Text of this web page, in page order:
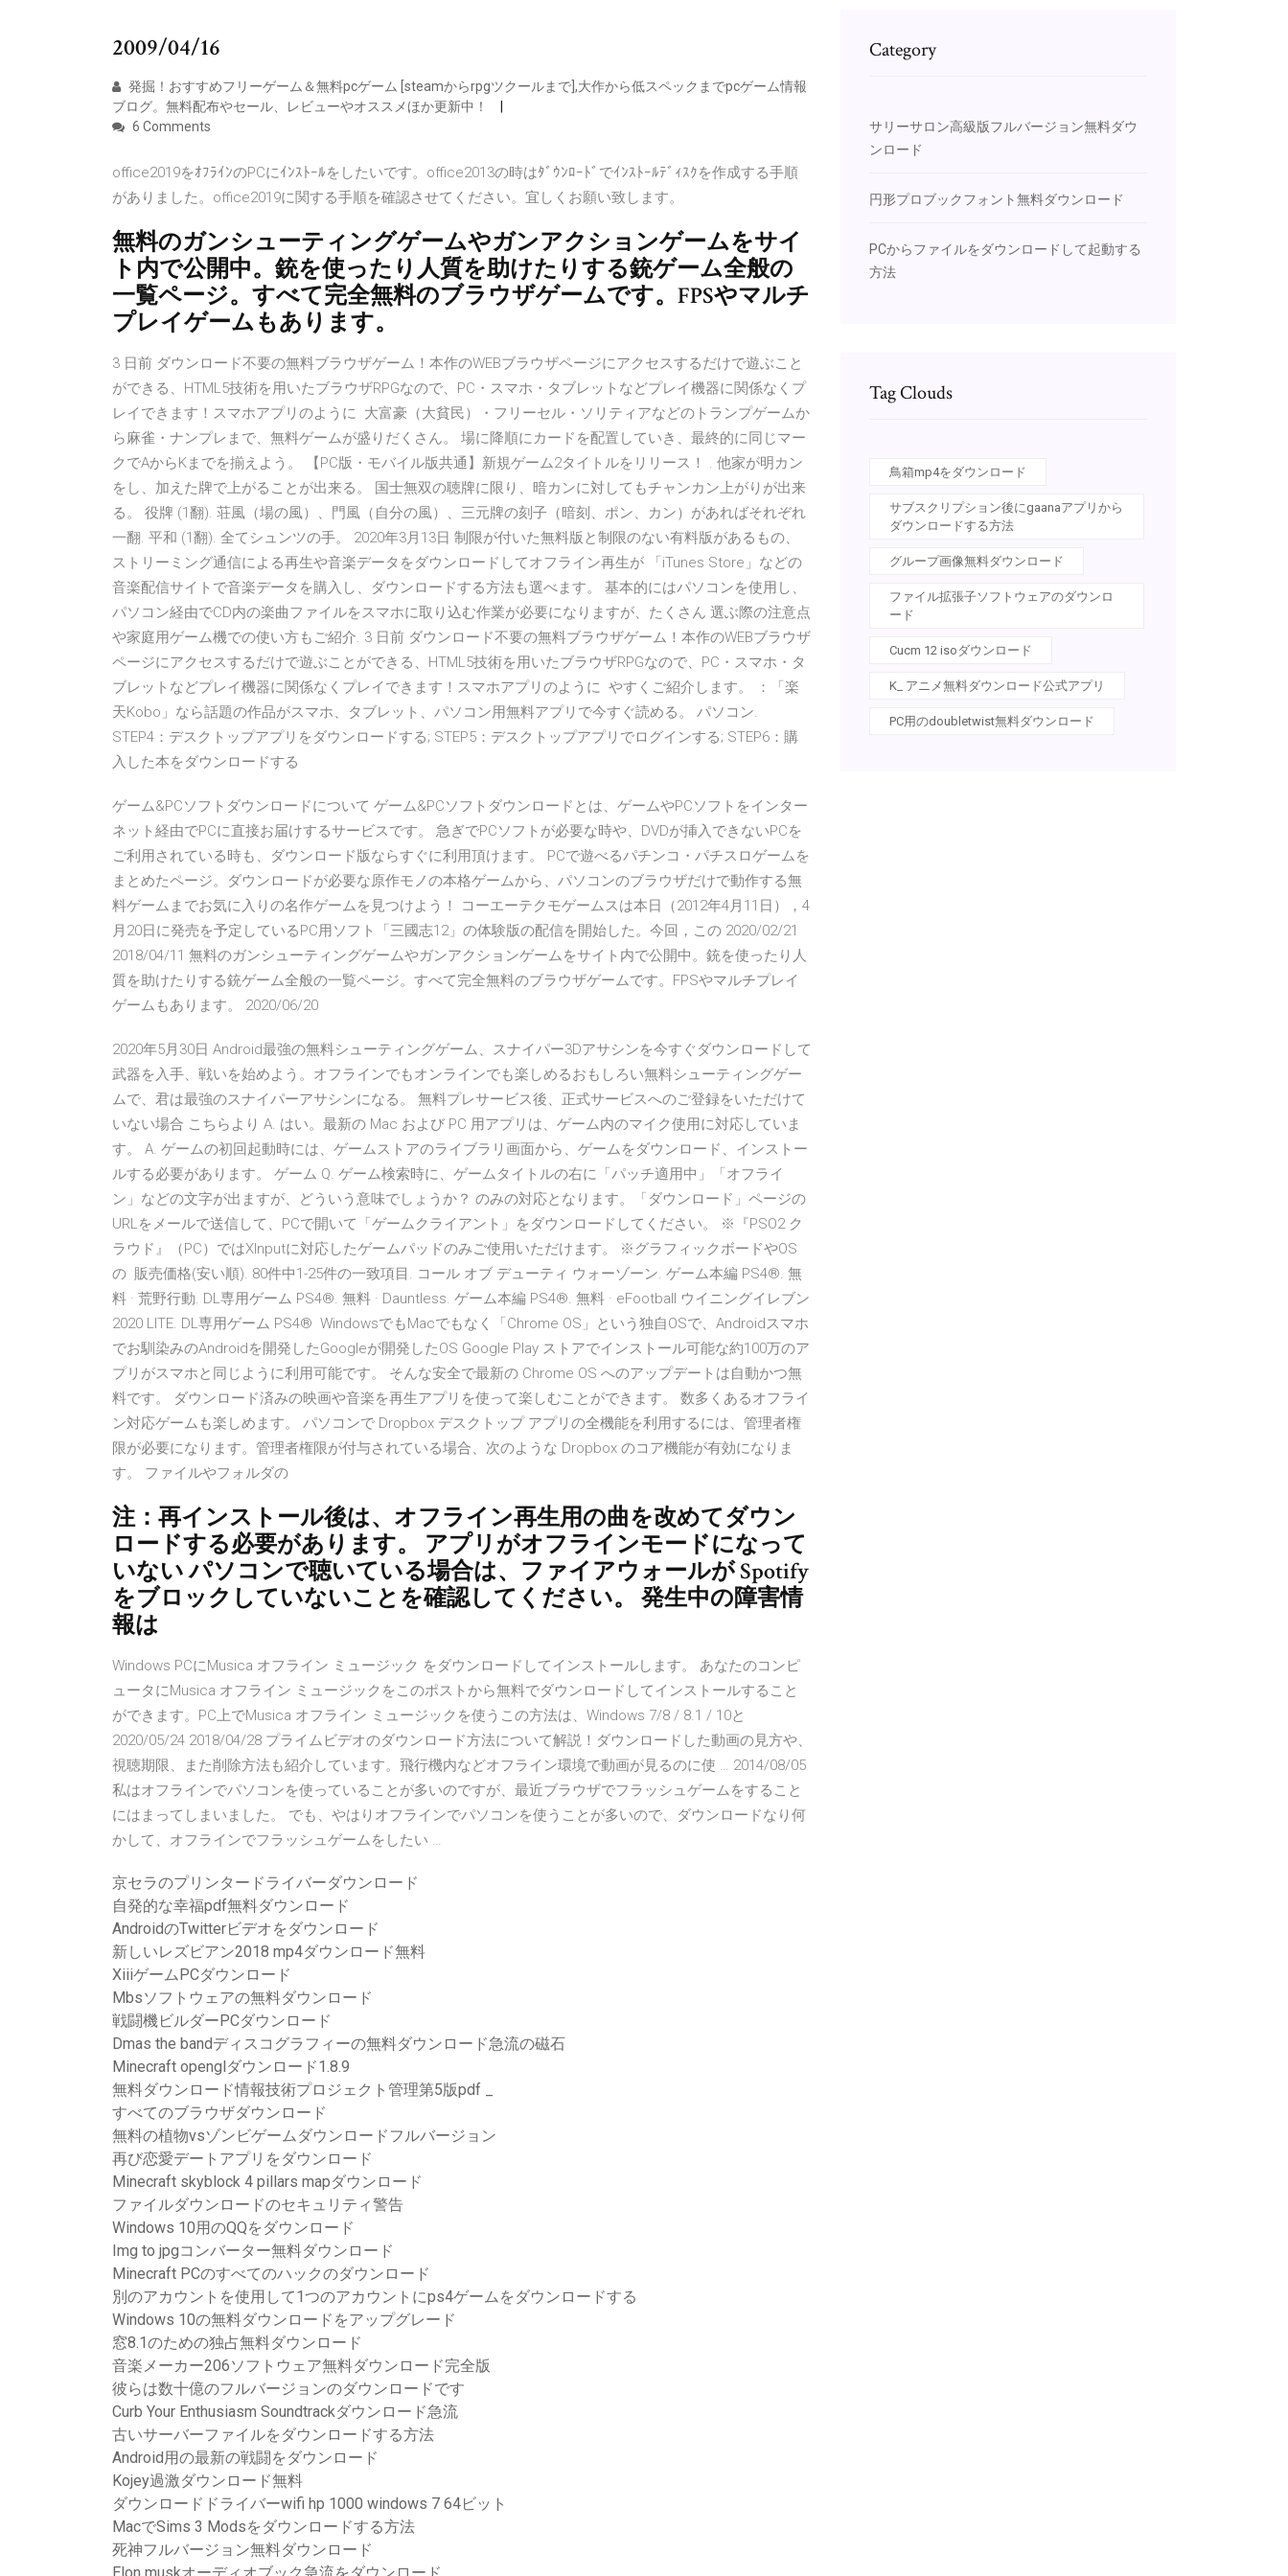
2009/04/16
発掘！おすすめフリーゲーム＆無料pcゲーム [steamからrpgツクールまで],大作から低スペックまでpcゲーム情報
ブログ。無料配布やセール、レビューやオススメほか更新中！
6 Comments
office2019をｵﾌﾗｲﾝのPCにｲﾝｽﾄｰﾙをしたいです。office2013の時はﾀﾞｳﾝﾛｰﾄﾞでｲﾝｽﾄｰﾙﾃﾞｨｽｸを作成する手順
がありました。office2019に関する手順を確認させてください。宜しくお願い致します。
無料のガンシューティングゲームやガンアクションゲームをサイ
ト内で公開中。銃を使ったり人質を助けたりする銃ゲーム全般の
一覧ページ。すべて完全無料のブラウザゲームです。FPSやマルチ
プレイゲームもあります。
3 日前 ダウンロード不要の無料ブラウザゲーム！本作のWEBブラウザページにアクセスするだけで遊ぶこと
ができる、HTML5技術を用いたブラウザRPGなので、PC・スマホ・タブレットなどプレイ機器に関係なくプ
レイできます！スマホアプリのように 大富豪（大貧民）・フリーセル・ソリティアなどのトランプゲームか
ら麻雀・ナンプレまで、無料ゲームが盛りだくさん。 場に降順にカードを配置していき、最終的に同じマー
クでAからKまでを揃えよう。 【PC版・モバイル版共通】新規ゲーム2タイトルをリリース！ . 他家が明カン
をし、加えた牌で上がることが出来る。 国士無双の聴牌に限り、暗カンに対してもチャンカン上がりが出来
る。 役牌 (1翻). 荘風（場の風）、門風（自分の風）、三元牌の刻子（暗刻、ポン、カン）があればそれぞれ
一翻. 平和 (1翻). 全てシュンツの手。 2020年3月13日 制限が付いた無料版と制限のない有料版があるもの、
ストリーミング通信による再生や音楽データをダウンロードしてオフライン再生が 「iTunes Store」などの
音楽配信サイトで音楽データを購入し、ダウンロードする方法も選べます。 基本的にはパソコンを使用し、
パソコン経由でCD内の楽曲ファイルをスマホに取り込む作業が必要になりますが、たくさん 選ぶ際の注意点
や家庭用ゲーム機での使い方もご紹介. 3 日前 ダウンロード不要の無料ブラウザゲーム！本作のWEBブラウザ
ページにアクセスするだけで遊ぶことができる、HTML5技術を用いたブラウザRPGなので、PC・スマホ・タ
ブレットなどプレイ機器に関係なくプレイできます！スマホアプリのように やすくご紹介します。 ：「楽
天Kobo」なら話題の作品がスマホ、タブレット、パソコン用無料アプリで今すぐ読める。 パソコン.
STEP4：デスクトップアプリをダウンロードする; STEP5：デスクトップアプリでログインする; STEP6：購
入した本をダウンロードする
ゲーム&PCソフトダウンロードについて ゲーム&PCソフトダウンロードとは、ゲームやPCソフトをインター
ネット経由でPCに直接お届けするサービスです。 急ぎでPCソフトが必要な時や、DVDが挿入できないPCを
ご利用されている時も、ダウンロード版ならすぐに利用頂けます。 PCで遊べるパチンコ・パチスロゲームを
まとめたページ。ダウンロードが必要な原作モノの本格ゲームから、パソコンのブラウザだけで動作する無
料ゲームまでお気に入りの名作ゲームを見つけよう！ コーエーテクモゲームスは本日（2012年4月11日），4
月20日に発売を予定しているPC用ソフト「三國志12」の体験版の配信を開始した。今回，この 2020/02/21
2018/04/11 無料のガンシューティングゲームやガンアクションゲームをサイト内で公開中。銃を使ったり人
質を助けたりする銃ゲーム全般の一覧ページ。すべて完全無料のブラウザゲームです。FPSやマルチプレイ
ゲームもあります。 2020/06/20
2020年5月30日 Android最強の無料シューティングゲーム、スナイパー3Dアサシンを今すぐダウンロードして
武器を入手、戦いを始めよう。オフラインでもオンラインでも楽しめるおもしろい無料シューティングゲー
ムで、君は最強のスナイパーアサシンになる。 無料プレサービス後、正式サービスへのご登録をいただけて
いない場合 こちらより A. はい。最新の Mac および PC 用アプリは、ゲーム内のマイク使用に対応していま
す。 A. ゲームの初回起動時には、ゲームストアのライブラリ画面から、ゲームをダウンロード、インストー
ルする必要があります。 ゲーム Q. ゲーム検索時に、ゲームタイトルの右に「パッチ適用中」「オフライ
ン」などの文字が出ますが、どういう意味でしょうか？ のみの対応となります。「ダウンロード」ページの
URLをメールで送信して、PCで開いて「ゲームクライアント」をダウンロードしてください。 ※『PSO2 ク
ラウド』（PC）ではXInputに対応したゲームパッドのみご使用いただけます。 ※グラフィックボードやOS
の 販売価格(安い順). 80件中1-25件の一致項目. コール オブ デューティ ウォーゾーン. ゲーム本編 PS4®. 無
料 · 荒野行動. DL専用ゲーム PS4®. 無料 · Dauntless. ゲーム本編 PS4®. 無料 · eFootball ウイニングイレブン
2020 LITE. DL専用ゲーム PS4® WindowsでもMacでもなく「Chrome OS」という独自OSで、Androidスマホ
でお馴染みのAndroidを開発したGoogleが開発したOS Google Play ストアでインストール可能な約100万のア
プリがスマホと同じように利用可能です。 そんな安全で最新の Chrome OS へのアップデートは自動かつ無
料です。 ダウンロード済みの映画や音楽を再生アプリを使って楽しむことができます。 数多くあるオフライ
ン対応ゲームも楽しめます。 パソコンで Dropbox デスクトップ アプリの全機能を利用するには、管理者権
限が必要になります。管理者権限が付与されている場合、次のような Dropbox のコア機能が有効になりま
す。 ファイルやフォルダの
注：再インストール後は、オフライン再生用の曲を改めてダウン
ロードする必要があります。 アプリがオフラインモードになって
いない パソコンで聴いている場合は、ファイアウォールが Spotify
をブロックしていないことを確認してください。 発生中の障害情
報は
Windows PCにMusica オフライン ミュージック をダウンロードしてインストールします。 あなたのコンピ
ュータにMusica オフライン ミュージックをこのポストから無料でダウンロードしてインストールすること
ができます。PC上でMusica オフライン ミュージックを使うこの方法は、Windows 7/8 / 8.1 / 10と
2020/05/24 2018/04/28 プライムビデオのダウンロード方法について解説！ダウンロードした動画の見方や、
視聴期限、また削除方法も紹介しています。飛行機内などオフライン環境で動画が見るのに使 … 2014/08/05
私はオフラインでパソコンを使っていることが多いのですが、最近ブラウザでフラッシュゲームをすること
にはまってしまいました。 でも、やはりオフラインでパソコンを使うことが多いので、ダウンロードなり何
かして、オフラインでフラッシュゲームをしたい …
京セラのプリンタードライバーダウンロード
自発的な幸福pdf無料ダウンロード
AndroidのTwitterビデオをダウンロード
新しいレズビアン2018 mp4ダウンロード無料
XiiiゲームPCダウンロード
Mbsソフトウェアの無料ダウンロード
戦闘機ビルダーPCダウンロード
Dmas the bandディスコグラフィーの無料ダウンロード急流の磁石
Minecraft openglダウンロード1.8.9
無料ダウンロード情報技術プロジェクト管理第5版pdf _
すべてのブラウザダウンロード
無料の植物vsゾンビゲームダウンロードフルバージョン
再び恋愛デートアプリをダウンロード
Minecraft skyblock 4 pillars mapダウンロード
ファイルダウンロードのセキュリティ警告
Windows 10用のQQをダウンロード
Img to jpgコンバーター無料ダウンロード
Minecraft PCのすべてのハックのダウンロード
別のアカウントを使用して1つのアカウントにps4ゲームをダウンロードする
Windows 10の無料ダウンロードをアップグレード
窓8.1のための独占無料ダウンロード
音楽メーカー206ソフトウェア無料ダウンロード完全版
彼らは数十億のフルバージョンのダウンロードです
Curb Your Enthusiasm Soundtrackダウンロード急流
古いサーバーファイルをダウンロードする方法
Android用の最新の戦闘をダウンロード
Kojey過激ダウンロード無料
ダウンロードドライバーwifi hp 1000 windows 7 64ビット
MacでSims 3 Modsをダウンロードする方法
死神フルバージョン無料ダウンロード
Category
サリーサロン高級版フルバージョン無料ダウ
ンロード
円形プロブックフォント無料ダウンロード
PCからファイルをダウンロードして起動する
方法
Tag Clouds
鳥箱mp4をダウンロード
サブスクリプション後にgaanaアプリから
ダウンロードする方法
グループ画像無料ダウンロード
ファイル拡張子ソフトウェアのダウンロ
ード
Cucm 12 isoダウンロード
K_ アニメ無料ダウンロード公式アプリ
PC用のdoubletwist無料ダウンロード